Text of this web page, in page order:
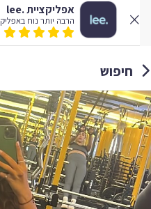
אפליקציית .lee
הרבה יותר נוח באפליקציה
חיפוש